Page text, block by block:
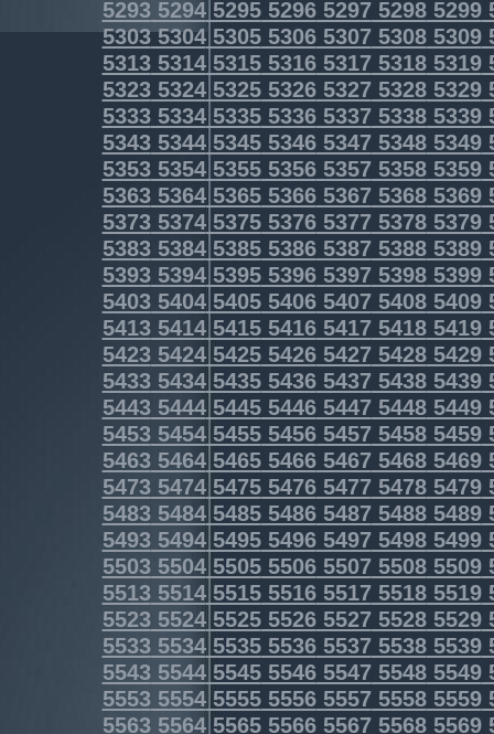
5293529452955296529752985299
5303530453055306530753085309
5313531453155316531753185319
5323532453255326532753285329
5333533453355336533753385339
5343534453455346534753485349
5353535453555356535753585359
5363536453655366536753685369
5373537453755376537753785379
5383538453855386538753885389
5393539453955396539753985399
5403540454055406540754085409
5413541454155416541754185419
5423542454255426542754285429
5433543454355436543754385439
5443544454455446544754485449
5453545454555456545754585459
5463546454655466546754685469
5473547454755476547754785479
5483548454855486548754885489
5493549454955496549754985499
5503550455055506550755085509
5513551455155516551755185519
5523552455255526552755285529
5533553455355536553755385539
5543554455455546554755485549
5553555455555556555755585559
5563556455655566556755685569